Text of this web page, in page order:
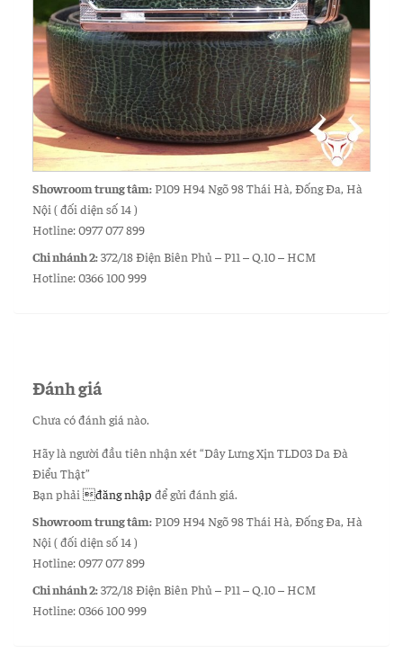
Showroom trung tâm:P109 H94 Ngõ 98 Thái Hà, Đống Đa, Hà
Nội ( đối diện số 14 )
Hotline: 0977 077 899
Chi nhánh 2:372/18 Điện Biên Phủ – P11 – Q.10 – HCM
Hotline: 0366 100 999
Đánh giá
Chưa có đánh giá nào.
Hãy là người đầu tiên nhận xét “Dây Lưng Xịn TLD03 Da Đà
Điểu Thật”
Bạn phải đăng nhập để gửi đánh giá.
Showroom trung tâm:P109 H94 Ngõ 98 Thái Hà, Đống Đa, Hà
Nội ( đối diện số 14 )
Hotline: 0977 077 899
Chi nhánh 2:372/18 Điện Biên Phủ – P11 – Q.10 – HCM
Hotline: 0366 100 999